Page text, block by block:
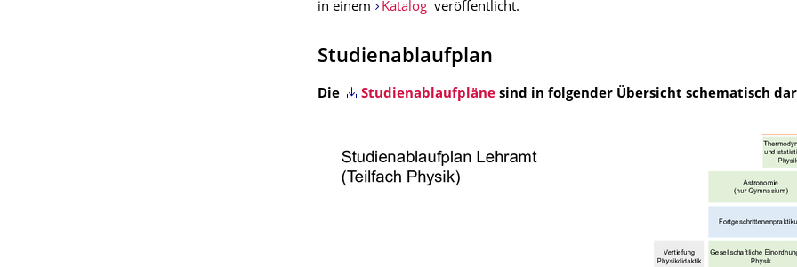
in einem
Katalogveröffentlicht.
Studienablaufplan
Die Studienablaufplänesind in folgender Übersicht schematisch